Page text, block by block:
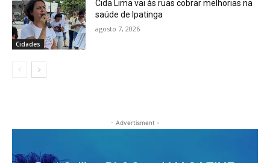
Cidades
Cida Lima vai às ruas cobrar melhorias na
saúde de Ipatinga
agosto 7, 2026
- Advertisment -